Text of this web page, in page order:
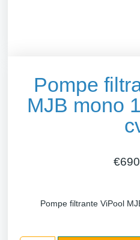
Pompe
MJB mono
€
Pompe filtrante ViPool